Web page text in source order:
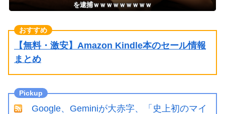
を逮捕ｗｗｗｗｗｗｗｗｗ
【無料・激安】Amazon Kindle本のセール情報
まとめ
Google、Geminiが大赤字、「史上初のマイ